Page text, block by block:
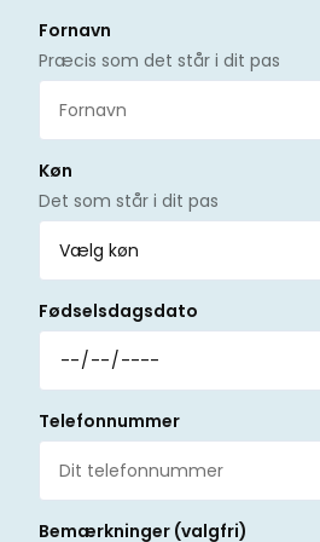
Fornavn
Præcis som det står i dit pas
Køn
Det som står i dit pas
Fødselsdagsdato
Telefonnummer
Bemærkninger (valgfri)